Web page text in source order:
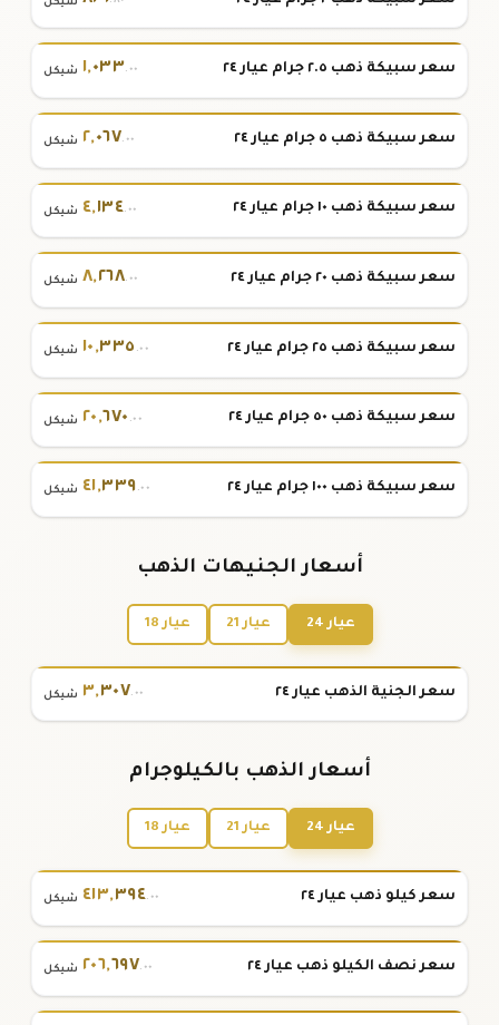
سعر سبيكة ذهب ٢.٥ جرام عيار ٢٤ ١,٠٣٣.٠٠ شيكل
سعر سبيكة ذهب ٥ جرام عيار ٢٤ ٢,٠٦٧.٠٠ شيكل
سعر سبيكة ذهب ١٠ جرام عيار ٢٤ ٤,١٣٤.٠٠ شيكل
سعر سبيكة ذهب ٢٠ جرام عيار ٢٤ ٨,٢٦٨.٠٠ شيكل
سعر سبيكة ذهب ٢٥ جرام عيار ٢٤ ١٠,٣٣٥ .٠٠ شيكل
سعر سبيكة ذهب ٥٠ جرام عيار ٢٤ ٢٠,٦٧٠ .٠٠ شيكل
سعر سبيكة ذهب ١٠٠ جرام عيار ٢٤ ٤١,٣٣٩.٠٠ شيكل
أسعار الجنيهات الذهب
عيار 24 عيار 21 عيار 18
سعر الجنية الذهب عيار ٢٤ ٣,٣٠٧.٠٠ شيكل
أسعار الذهب بالكيلوجرام
عيار 24 عيار 21 عيار 18
سعر كيلو ذهب عيار ٢٤ ٤١٣,٣٩٤.٠٠ شيكل
سعر نصف الكيلو ذهب عيار ٢٤ ٢٠٦,٦٩٧.٠٠ شيكل